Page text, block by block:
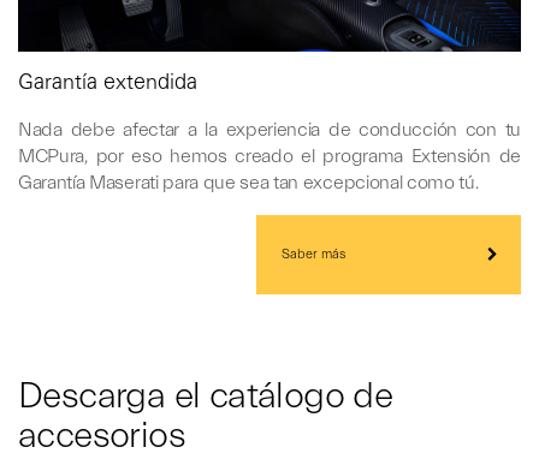
Garantía extendida
Nada debe afectar a la experiencia de conducción con tu
MCPura, por eso hemos creado el programa Extensión de
Garantía Maserati para que sea tan excepcional como tú.
Saber más
Descarga el catálogo de
accesorios